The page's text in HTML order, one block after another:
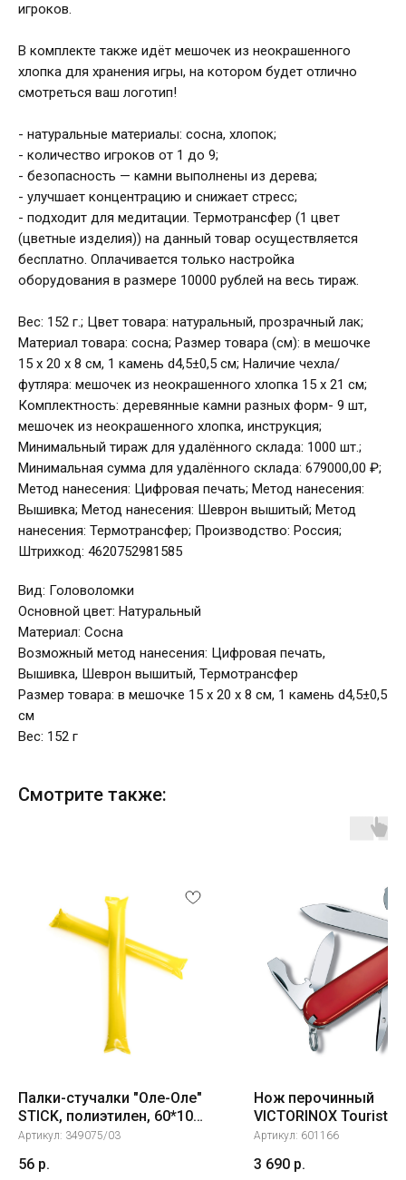
игроков.
В комплекте также идёт мешочек из неокрашенного
хлопка для хранения игры, на котором будет отлично
смотреться ваш логотип!
- натуральные материалы: сосна, хлопок;
- количество игроков от 1 до 9;
- безопасность — камни выполнены из дерева;
- улучшает концентрацию и снижает стресс;
- подходит для медитации. Термотрансфер (1 цвет
(цветные изделия)) на данный товар осуществляется
бесплатно. Оплачивается только настройка
оборудования в размере 10000 рублей на весь тираж.
Вес: 152 г.; Цвет товара: натуральный, прозрачный лак;
Материал товара: сосна; Размер товара (см): в мешочке
15 х 20 х 8 см, 1 камень d4,5±0,5 см; Наличие чехла/
футляра: мешочек из неокрашенного хлопка 15 х 21 см;
Комплектность: деревянные камни разных форм- 9 шт,
мешочек из неокрашенного хлопка, инструкция;
Минимальный тираж для удалённого склада: 1000 шт.;
Минимальная сумма для удалённого склада: 679000,00 ₽;
Метод нанесения: Цифровая печать; Метод нанесения:
Вышивка; Метод нанесения: Шеврон вышитый; Метод
нанесения: Термотрансфер; Производство: Россия;
Штрихкод: 4620752981585
Вид: Головоломки
Основной цвет: Натуральный
Материал: Сосна
Возможный метод нанесения: Цифровая печать,
Вышивка, Шеврон вышитый, Термотрансфер
Размер товара: в мешочке 15 х 20 х 8 см, 1 камень d4,5±0,5
см
Вес: 152 г
Смотрите также:
Палки-стучалки "Оле-Оле"
STICK, полиэтилен, 60*10
см, желтый
Артикул: 349075/03
56 р.
Нож перочинный
VICTORINOX Tourist,
12 функций, красный
Артикул: 601166
3 690 р.